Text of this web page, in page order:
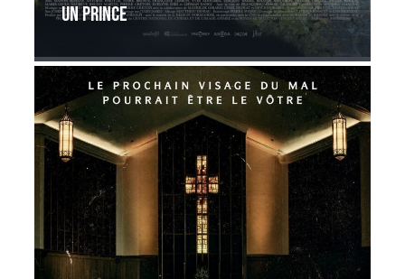
Un Prince